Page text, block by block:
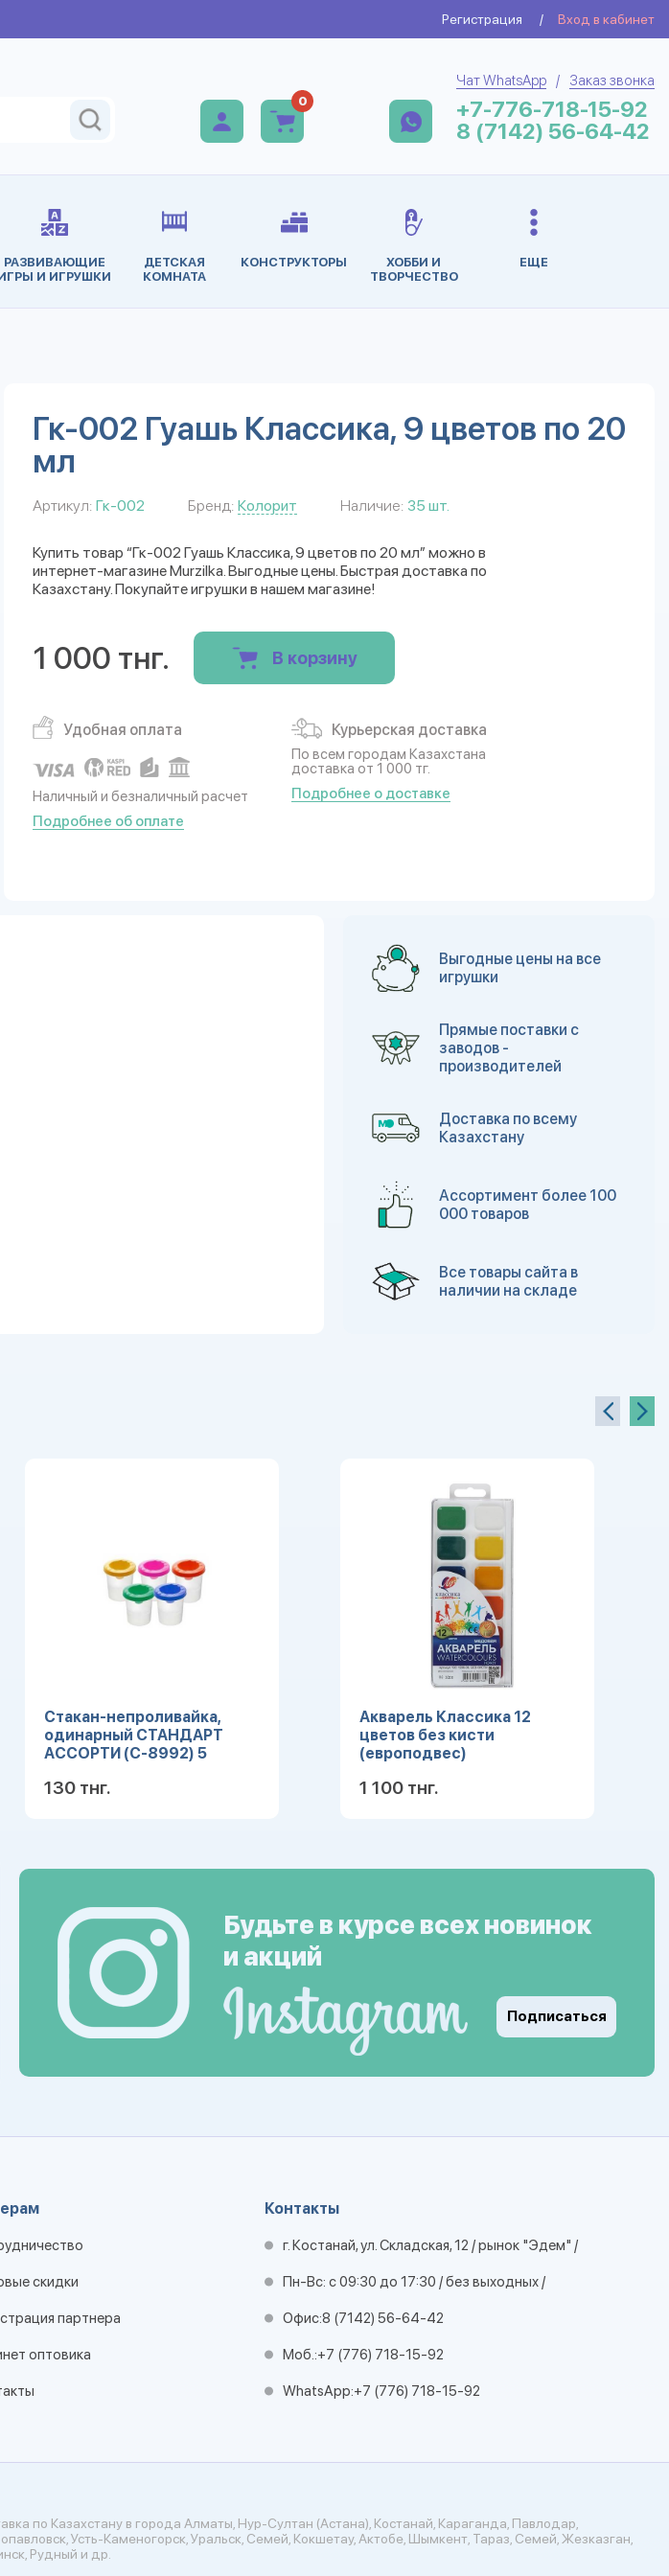
Регистрация / Вход в кабинет
0
Чат WhatsApp / Заказ звонка
+7-776-718-15-92
8 (7142) 56-64-42
РАЗВИВАЮЩИЕ
И ИГРУШКИ
ДЕТСКАЯ
КОМНАТА
КОНСТРУКТОРЫ
ХОББИ И
ТВОРЧЕСТВО
ЕЩЕ
Гк-002 Гуашь Классика, 9 цветов по 20
мл
Артикул: Гк-002 Бренд: Колорит Наличие: 35 шт.
Купить товар “Гк-002 Гуашь Классика, 9 цветов по 20 мл” можно в
интернет-магазине Murzilka. Выгодные цены. Быстрая доставка по
Казахстану. Покупайте игрушки в нашем магазине!
1 000 тнг. В корзину
Удобная оплата
Наличный и безналичный расчет
Подробнее об оплате
Курьерская доставка
По всем городам Казахстана
доставка от 1 000 тг.
Подробнее о доставке
Выгодные цены на все
игрушки
Прямые поставки с
заводов -
производителей
Доставка по всему
Казахстану
Ассортимент более 100
000 товаров
Все товары сайта в
наличии на складе
Стакан-непроливайка,
одинарный СТАНДАРТ
АССОРТИ (С-8992) 5
130 тнг.
Акварель Классика 12
цветов без кисти
(европодвес)
1 100 тнг.
Будьте в курсе всех новинок
и акций
Подписаться
скидки
партнера
оптовика
Контакты
г. Костанай, ул. Складская, 12 / рынок "Эдем" /
Пн-Вс: с 09:30 до 17:30 / без выходных /
Офис:8 (7142) 56-64-42
Моб.:+7 (776) 718-15-92
WhatsApp:+7 (776) 718-15-92
по Казахстану в города Алматы, Нур-Султан (Астана), Костанай, Караганда, Павлодар,
Усть-Каменогорск, Уральск, Семей, Кокшетау, Актобе, Шымкент, Тараз, Семей, Жезказган,
Рудный и др.